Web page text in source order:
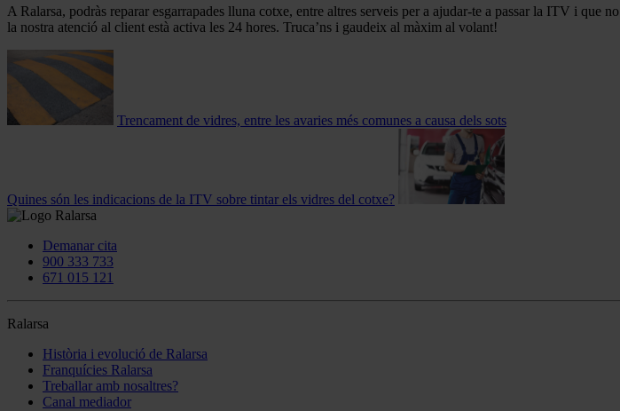
A Ralarsa, podràs reparar esgarrapades lluna cotxe, entre altres serveis per a ajudar-te a passar la ITV i que
la nostra atenció al client està activa les 24 hores. Truca’ns i gaudeix al màxim al volant!
Trencament de vidres, entre les avaries més comunes a causa dels sots
Quines són les indicacions de la ITV sobre tintar els vidres del cotxe?
Demanar cita
900 333 733
671 015 121
Ralarsa
Història i evolució de Ralarsa
Franquícies Ralarsa
Treballar amb nosaltres?
Canal mediador